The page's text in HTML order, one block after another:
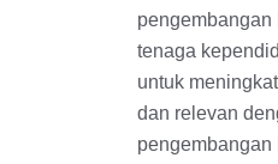
tenaga
untuk
dan relevan